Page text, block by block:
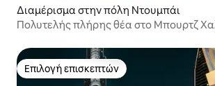
Διαμέρισμα στην πόλη Ντουμπάι
Πολυτελής πλήρης θέα στο Μπουρτζ
Επιλογή επισκεπτών
Επιλογή επισκεπτών